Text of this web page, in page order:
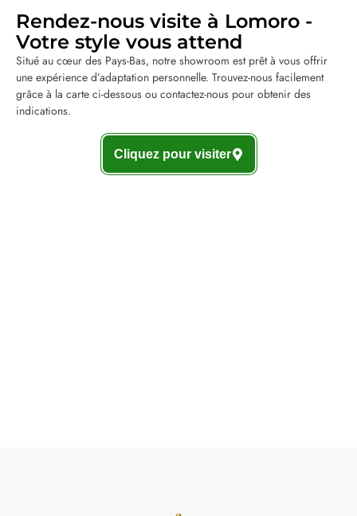
Rendez-nous visite à Lomoro -
Votre style vous attend
Situé au cœur des Pays-Bas, notre showroom est prêt à vous offrir
une expérience d’adaptation personnelle. Trouvez-nous facilement
grâce à la carte ci-dessous ou contactez-nous pour obtenir des
indications.
Cliquez pour visiter